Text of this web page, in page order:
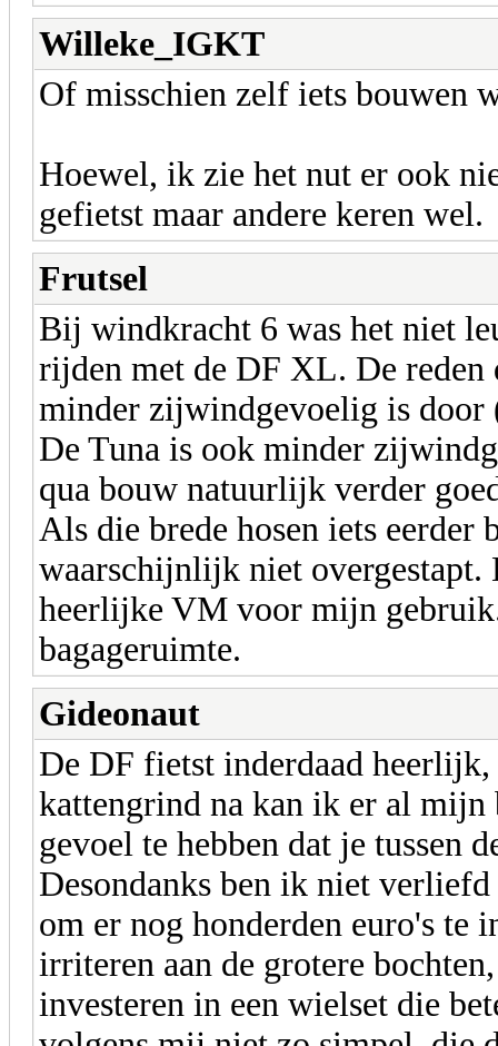
Willeke_IGKT
Of misschien zelf iets bouwen
Hoewel, ik zie het nut er ook
gefietst maar andere keren wel.
Frutsel
Bij windkracht 6 was het niet
rijden met de DF XL. De
minder zijwindgevoelig is door
De Tuna is ook minder
qua bouw natuurlijk verder
Als die brede hosen iets eerder
waarschijnlijk niet
heerlijke VM voor mijn
bagageruimte.
Gideonaut
De DF fietst inderdaad
kattengrind na kan ik er al
gevoel te hebben dat je tussen
Desondanks ben ik niet
om er nog honderden euro's te
irriteren aan de grotere
investeren in een wielset die